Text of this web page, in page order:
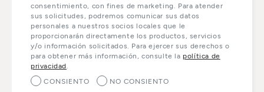
consentimiento, con fines de marketing. Para atender
sus solicitudes, podremos comunicar sus datos
personales a nuestros socios locales que le
proporcionarán directamente los productos, servicios
y/o información solicitados. Para ejercer sus derechos o
para obtener más información, consulte la política de
privacidad
CONSIENTO
NO CONSIENTO